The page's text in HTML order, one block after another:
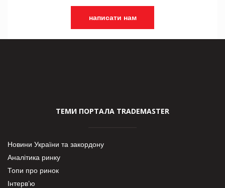
написати нам
ТЕМИ ПОРТАЛА TRADEMASTER
Новини України та закордону
Аналітика ринку
Топи про ринок
Інтерв’ю